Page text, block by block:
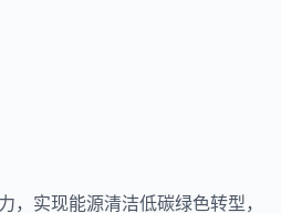
，实现能源清洁低碳绿色转型，